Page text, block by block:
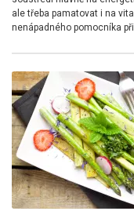
ale třeba pamatovat i na
nenápadného pomocníka